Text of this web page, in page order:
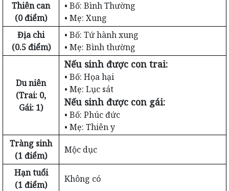
Thiên can
(0 điểm)
• Bố: Bình Thường
• Mẹ: Xung
Địa chi
(0.5 điểm)
• Bố: Tứ hành xung
• Mẹ: Bình thường
Du niên
(Trai: 0,
Gái: 1)
Nếu sinh được con trai:
• Bố: Họa hại
• Mẹ: Lục sát
Nếu sinh được con gái:
• Bố: Phúc đức
• Mẹ: Thiên y
Tràng sinh
(1 điểm)
Mộc dục
Hạn tuổi
(1 điểm)
Không có